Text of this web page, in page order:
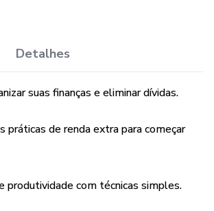
e mentalidade estão totalmente
e começar a eliminar dívidas.
de renda extra para iniciar ainda
Detalhes
suas finanças e eliminar dívidas.
práticas de renda extra para começar
produtividade com técnicas simples.